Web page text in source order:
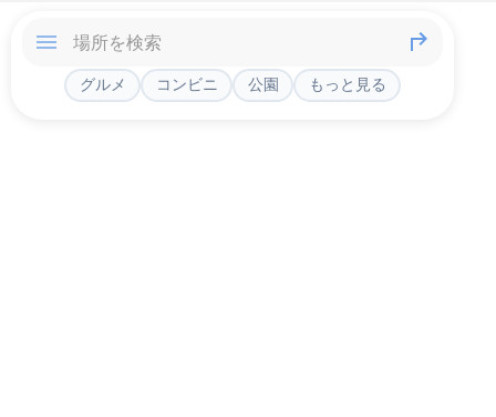
グルメ コンビニ 公園 もっと見る